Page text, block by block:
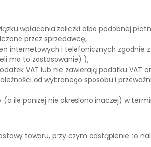
wpłacenia zaliczki albo podobnej
przez sprzedawcę,
internetowych i telefonicznych zgodnie
ma to zastosowanie) ),
VAT lub nie zawierają podatku VAT
od wybranego sposobu i
ile poniżej nie określono inaczej) w
towaru, przy czym odstąpienie to